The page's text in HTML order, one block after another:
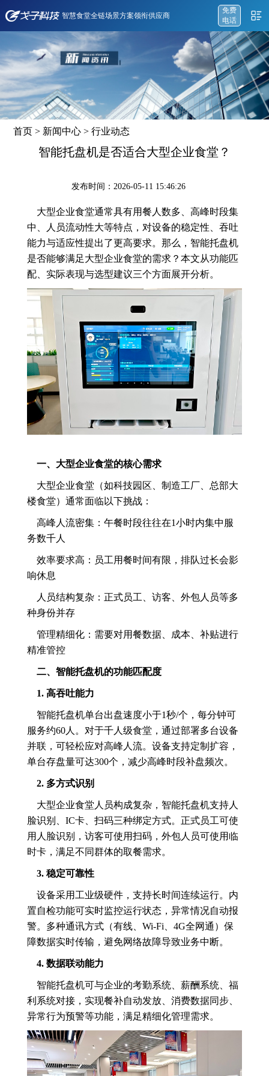
智慧食堂全链场景方案领衔供应商
免费
电话
首页 > 新闻中心 >行业动态
智能托盘机是否适合大型企业食堂？
发布时间：2026-05-11 15:46:26
大型企业食堂通常具有用餐人数多、高峰时段集
中、人员流动性大等特点，对设备的稳定性、吞吐
能力与适应性提出了更高要求。那么，智能托盘机
是否能够满足大型企业食堂的需求？本文从功能匹
配、实际表现与选型建议三个方面展开分析。
一、大型企业食堂的核心需求
大型企业食堂（如科技园区、制造工厂、总部大
楼食堂）通常面临以下挑战：
高峰人流密集：午餐时段往往在1小时内集中服
务数千人
效率要求高：员工用餐时间有限，排队过长会影
响休息
人员结构复杂：正式员工、访客、外包人员等多
种身份并存
管理精细化：需要对用餐数据、成本、补贴进行
精准管控
二、智能托盘机的功能匹配度
1. 高吞吐能力
智能托盘机单台出盘速度小于1秒/个，每分钟可
服务约60人。对于千人级食堂，通过部署多台设备
并联，可轻松应对高峰人流。设备支持定制扩容，
单台存盘量可达300个，减少高峰时段补盘频次。
2. 多方式识别
大型企业食堂人员构成复杂，智能托盘机支持人
脸识别、IC卡、扫码三种绑定方式。正式员工可使
用人脸识别，访客可使用扫码，外包人员可使用临
时卡，满足不同群体的取餐需求。
3. 稳定可靠性
设备采用工业级硬件，支持长时间连续运行。内
置自检功能可实时监控运行状态，异常情况自动报
警。多种通讯方式（有线、Wi-Fi、4G全网通）保
障数据实时传输，避免网络故障导致业务中断。
4. 数据联动能力
智能托盘机可与企业的考勤系统、薪酬系统、福
利系统对接，实现餐补自动发放、消费数据同步、
异常行为预警等功能，满足精细化管理需求。